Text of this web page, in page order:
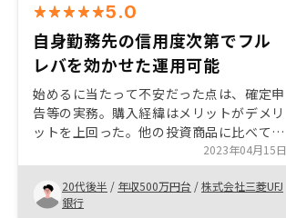
5.0
自身勤務先の信用度次第でフル
レバを効かせた運用可能
始めるに当たって不安だった点は、確定申
告等の実務。購入経緯はメリットがデメリ
ットを上回った。他の投資商品に比べて良
い点は、インフレに強い。契約までの手続
きで良かった点は復習が何度もあった。営
業担当が親身になってくれた。特になかっ
た
2023年04月15日
20代後半 / 年収500万円台 /株式会社三菱UFJ
銀行